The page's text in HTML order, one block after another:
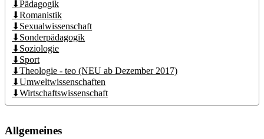
⬇Pädagogik
⬇Romanistik
⬇Sexualwissenschaft
⬇Sonderpädagogik
⬇Soziologie
⬇Sport
⬇Theologie - teo (NEU ab Dezember 2017)
⬇Umweltwissenschaften
⬇Wirtschaftswissenschaft
Allgemeines